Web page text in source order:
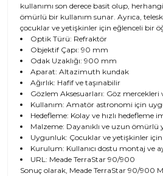
kullanımı son derece basit olup,
ömürlü bir kullanım sunar. Ayrıca,
çocuklar ve yetişkinler için eğlenceli bir
Optik Türü: Refraktör
Objektif Çapı: 90 mm
Odak Uzaklığı: 900 mm
Aparat: Altazimuth kundak
Ağırlık: Hafif ve taşınabilir
Gözlem Aksesuarları: Göz mercekleri
Kullanım: Amatör astronomi için
Hedefleme: Kolay ve hızlı hedefleme
Malzeme: Dayanıklı ve uzun ömürlü
Uygunluk: Çocuklar ve yetişkinler için
Kurulum: Kullanıcı dostu montaj ve
URL: Meade TerraStar 90/900
Sonuç olarak, Meade TerraStar 90/900